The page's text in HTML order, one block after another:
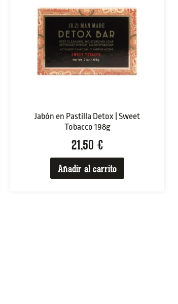
Jabón en Pastilla Detox | Sweet
Tobacco 198g
21,50 €
Añadir al carrito